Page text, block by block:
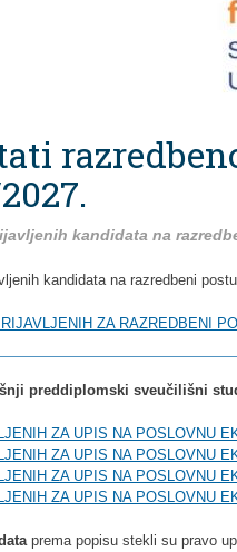
kandidata na
kandidata na razredbeni
ZA RAZREDBENI
preddiplomski sveučilišni
ZA UPIS NA POSLOVNU
ZA UPIS NA POSLOVNU
ZA UPIS NA POSLOVNU
ZA UPIS NA POSLOVNU
prema popisu stekli su pravo